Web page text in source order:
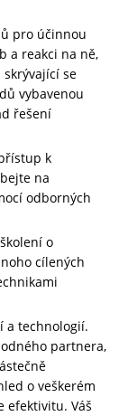
pro účinnou
a reakci na ně,
se
vybavenou
řešení
k
na
odborných
o
cílených
a technologií.
partnera,
o veškerém
efektivitu. Váš